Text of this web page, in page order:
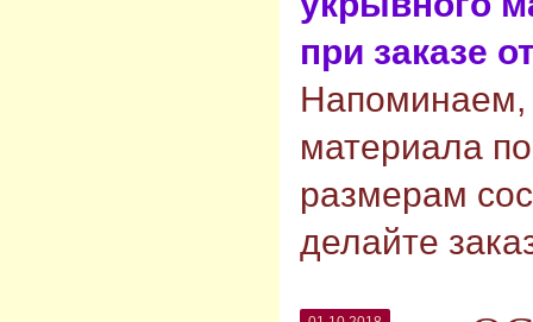
при заказе
Напоминаем,
материала
размерам
делайте